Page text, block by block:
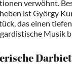
verwöhnt.
ist György
das einen
Musik